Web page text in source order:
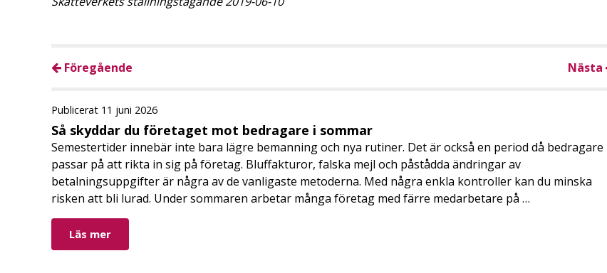
Föregående Nästa
Publicerat 11 juni 2026
Så skyddar du företaget mot bedragare i sommar
Semestertider innebär inte bara lägre bemanning och nya rutiner. Det är också en period då bedragare
passar på att rikta in sig på företag. Bluffakturor, falska mejl och påstådda ändringar av
betalningsuppgifter är några av de vanligaste metoderna. Med några enkla kontroller kan du minska
risken att bli lurad. Under sommaren arbetar många företag med färre medarbetare på …
Läs mer